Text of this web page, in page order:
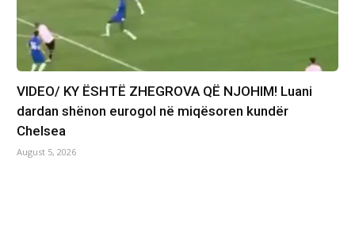
VIDEO/ KY ËSHTË ZHEGROVA QË NJOHIM! Luani
dardan shënon eurogol në miqësoren kundër
Chelsea
August 5, 2026